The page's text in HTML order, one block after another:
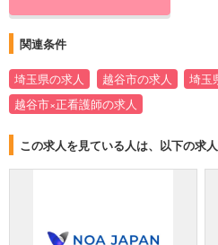
関連条件
埼玉県の求人 越谷市の求人
埼玉
越谷市×正看護師の求人
この求人を見ている人は、以下の求